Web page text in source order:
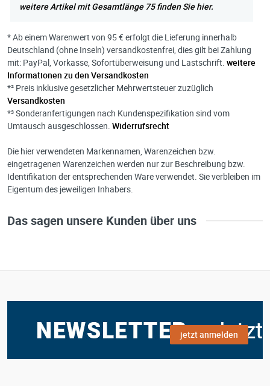
weitere Artikel mit Gesamtlänge 75 finden Sie hier.
* Ab einem Warenwert von 95 € erfolgt die Lieferung innerhalb
Deutschland (ohne Inseln) versandkostenfrei, dies gilt bei Zahlung
mit: PayPal, Vorkasse, Sofortüberweisung und Lastschrift. weitere
Informationen zu den Versandkosten
*² Preis inklusive gesetzlicher Mehrwertsteuer zuzüglich
Versandkosten
*³ Sonderanfertigungen nach Kundenspezifikation sind vom
Umtausch ausgeschlossen. Widerrufsrecht
Die hier verwendeten Markennamen, Warenzeichen bzw.
eingetragenen Warenzeichen werden nur zur Beschreibung bzw.
Identifikation der entsprechenden Ware verwendet. Sie verbleiben im
Eigentum des jeweiligen Inhabers.
Das sagen unsere Kunden über uns
jetzt anmelden